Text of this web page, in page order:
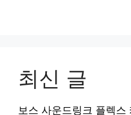
최신 글
보스 사운드링크 플렉